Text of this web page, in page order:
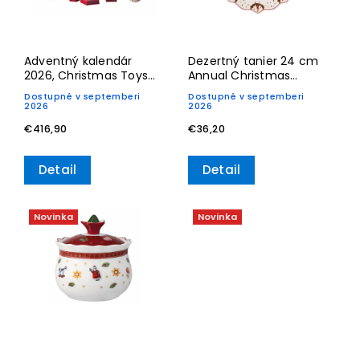
Adventný kalendár
2026, Christmas Toys
Memory
Dostupné v septemberi
2026
€416,90
Detail
Dezertný tanier 24 cm
Annual Christmas
Edition 2026– Villeroy &
Boch
Dostupné v septemberi
2026
€36,20
Detail
Novinka Novinka